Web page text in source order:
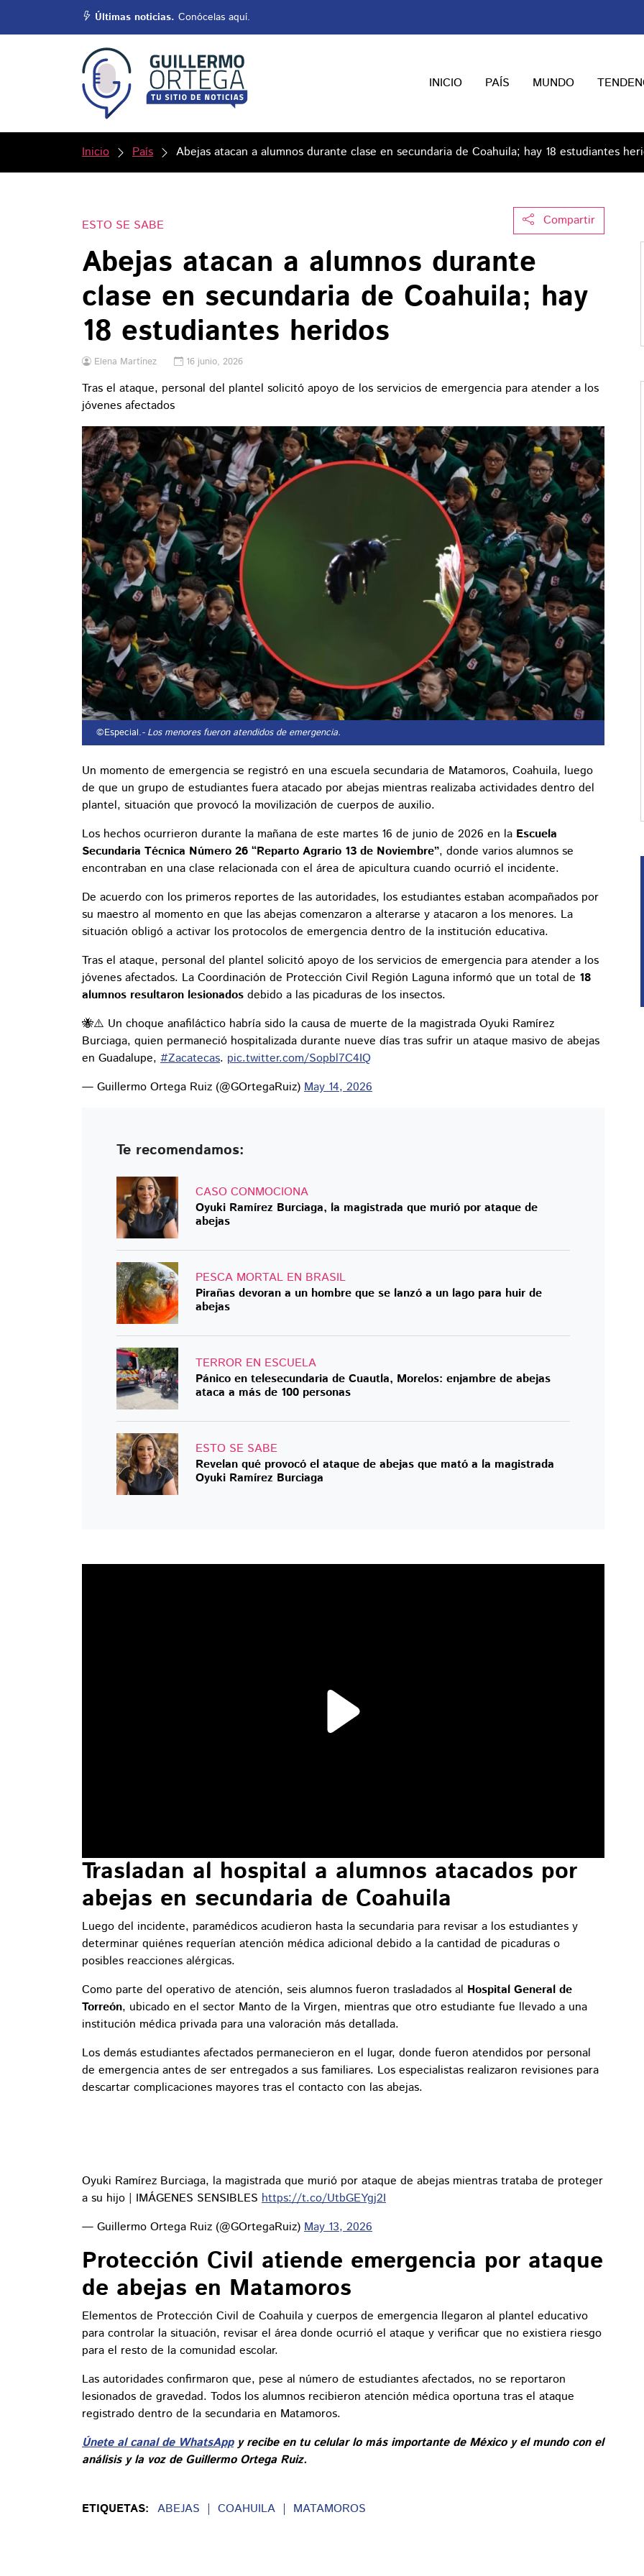
Últimas noticias. Conócelas aquí.
INICIO PAÍS MUNDO
Inicio País Abejas atacan a alumnos durante clase en secundaria de Coahuila; hay 18 estudiantes
Compartir
ESTO SE SABE
Abejas atacan a alumnos durante
clase en secundaria de Coahuila; hay
18 estudiantes heridos
Elena Martínez 16 junio, 2026
Tras el ataque, personal del plantel solicitó apoyo de los servicios de emergencia para atender a los
jóvenes afectados
©Especial.- Los menores fueron atendidos de emergencia.
Un momento de emergencia se registró en una escuela secundaria de Matamoros, Coahuila, luego
de que un grupo de estudiantes fuera atacado por abejas mientras realizaba actividades dentro del
plantel, situación que provocó la movilización de cuerpos de auxilio.
Los hechos ocurrieron durante la mañana de este martes 16 de junio de 2026 en la Escuela
Secundaria Técnica Número 26 “Reparto Agrario 13 de Noviembre”, donde varios alumnos se
encontraban en una clase relacionada con el área de apicultura cuando ocurrió el incidente.
De acuerdo con los primeros reportes de las autoridades, los estudiantes estaban acompañados por
su maestro al momento en que las abejas comenzaron a alterarse y atacaron a los menores. La
situación obligó a activar los protocolos de emergencia dentro de la institución educativa.
Tras el ataque, personal del plantel solicitó apoyo de los servicios de emergencia para atender a los
jóvenes afectados. La Coordinación de Protección Civil Región Laguna informó que un total de 18
alumnos resultaron lesionados debido a las picaduras de los insectos.
🐝⚠️ Un choque anafiláctico habría sido la causa de muerte de la magistrada Oyuki Ramírez
Burciaga, quien permaneció hospitalizada durante nueve días tras sufrir un ataque masivo de abejas
en Guadalupe, #Zacatecas. pic.twitter.com/Sopbl7C4IQ
— Guillermo Ortega Ruiz (@GOrtegaRuiz) May 14, 2026
Te recomendamos:
CASO CONMOCIONA
Oyuki Ramírez Burciaga, la magistrada que murió por ataque de
abejas
PESCA MORTAL EN BRASIL
Pirañas devoran a un hombre que se lanzó a un lago para huir de
abejas
TERROR EN ESCUELA
Pánico en telesecundaria de Cuautla, Morelos: enjambre de abejas
ataca a más de 100 personas
ESTO SE SABE
Revelan qué provocó el ataque de abejas que mató a la magistrada
Oyuki Ramírez Burciaga
Trasladan al hospital a alumnos atacados por
abejas en secundaria de Coahuila
Luego del incidente, paramédicos acudieron hasta la secundaria para revisar a los estudiantes y
determinar quiénes requerían atención médica adicional debido a la cantidad de picaduras o
posibles reacciones alérgicas.
Como parte del operativo de atención, seis alumnos fueron trasladados al Hospital General de
Torreón, ubicado en el sector Manto de la Virgen, mientras que otro estudiante fue llevado a una
institución médica privada para una valoración más detallada.
Los demás estudiantes afectados permanecieron en el lugar, donde fueron atendidos por personal
de emergencia antes de ser entregados a sus familiares. Los especialistas realizaron revisiones para
descartar complicaciones mayores tras el contacto con las abejas.
Oyuki Ramírez Burciaga, la magistrada que murió por ataque de abejas mientras trataba de proteger
a su hijo | IMÁGENES SENSIBLES https://t.co/UtbGEYgj2I
— Guillermo Ortega Ruiz (@GOrtegaRuiz) May 13, 2026
Protección Civil atiende emergencia por ataque
de abejas en Matamoros
Elementos de Protección Civil de Coahuila y cuerpos de emergencia llegaron al plantel educativo
para controlar la situación, revisar el área donde ocurrió el ataque y verificar que no existiera riesgo
para el resto de la comunidad escolar.
Las autoridades confirmaron que, pese al número de estudiantes afectados, no se reportaron
lesionados de gravedad. Todos los alumnos recibieron atención médica oportuna tras el ataque
registrado dentro de la secundaria en Matamoros.
Únete al canal de WhatsAppy recibe en tu celular lo más importante de México y el mundo con el
análisis y la voz de Guillermo Ortega Ruiz.
ETIQUETAS: ABEJAS COAHUILA MATAMOROS